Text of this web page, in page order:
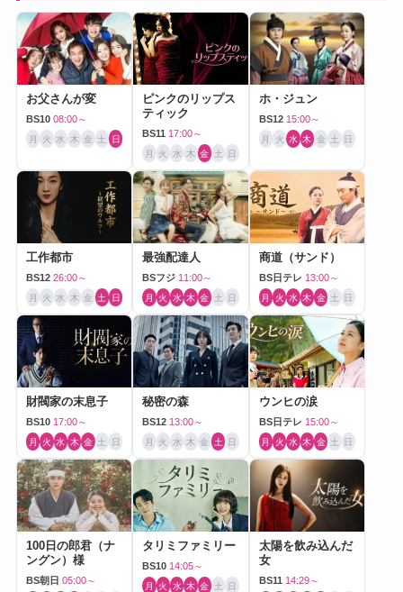
お父さんが変
BS10 08:00～
月 火 水 木 金 土 日
ピンクのリップス
ティック
BS11 17:00～
月 火 水 木 金 土 日
ホ・ジュン
BS12 15:00～
月 火 水 木 金 土 日
工作都市
BS12 26:00～
月 火 水 木 金 土 日
最強配達人
BSフジ 11:00～
月 火 水 木 金 土 日
商道（サンド）
BS日テレ 13:00～
月 火 水 木 金 土 日
財閥家の末息子
BS10 17:00～
月 火 水 木 金 土 日
秘密の森
BS12 13:00～
月 火 水 木 金 土 日
ウンヒの涙
BS日テレ 15:00～
月 火 水 木 金 土 日
100日の郎君（ナ
ングン）様
BS朝日 05:00～
タリミファミリー
BS10 14:05～
月 火 水 木 金 土 日
太陽を飲み込んだ
女
BS11 14:29～